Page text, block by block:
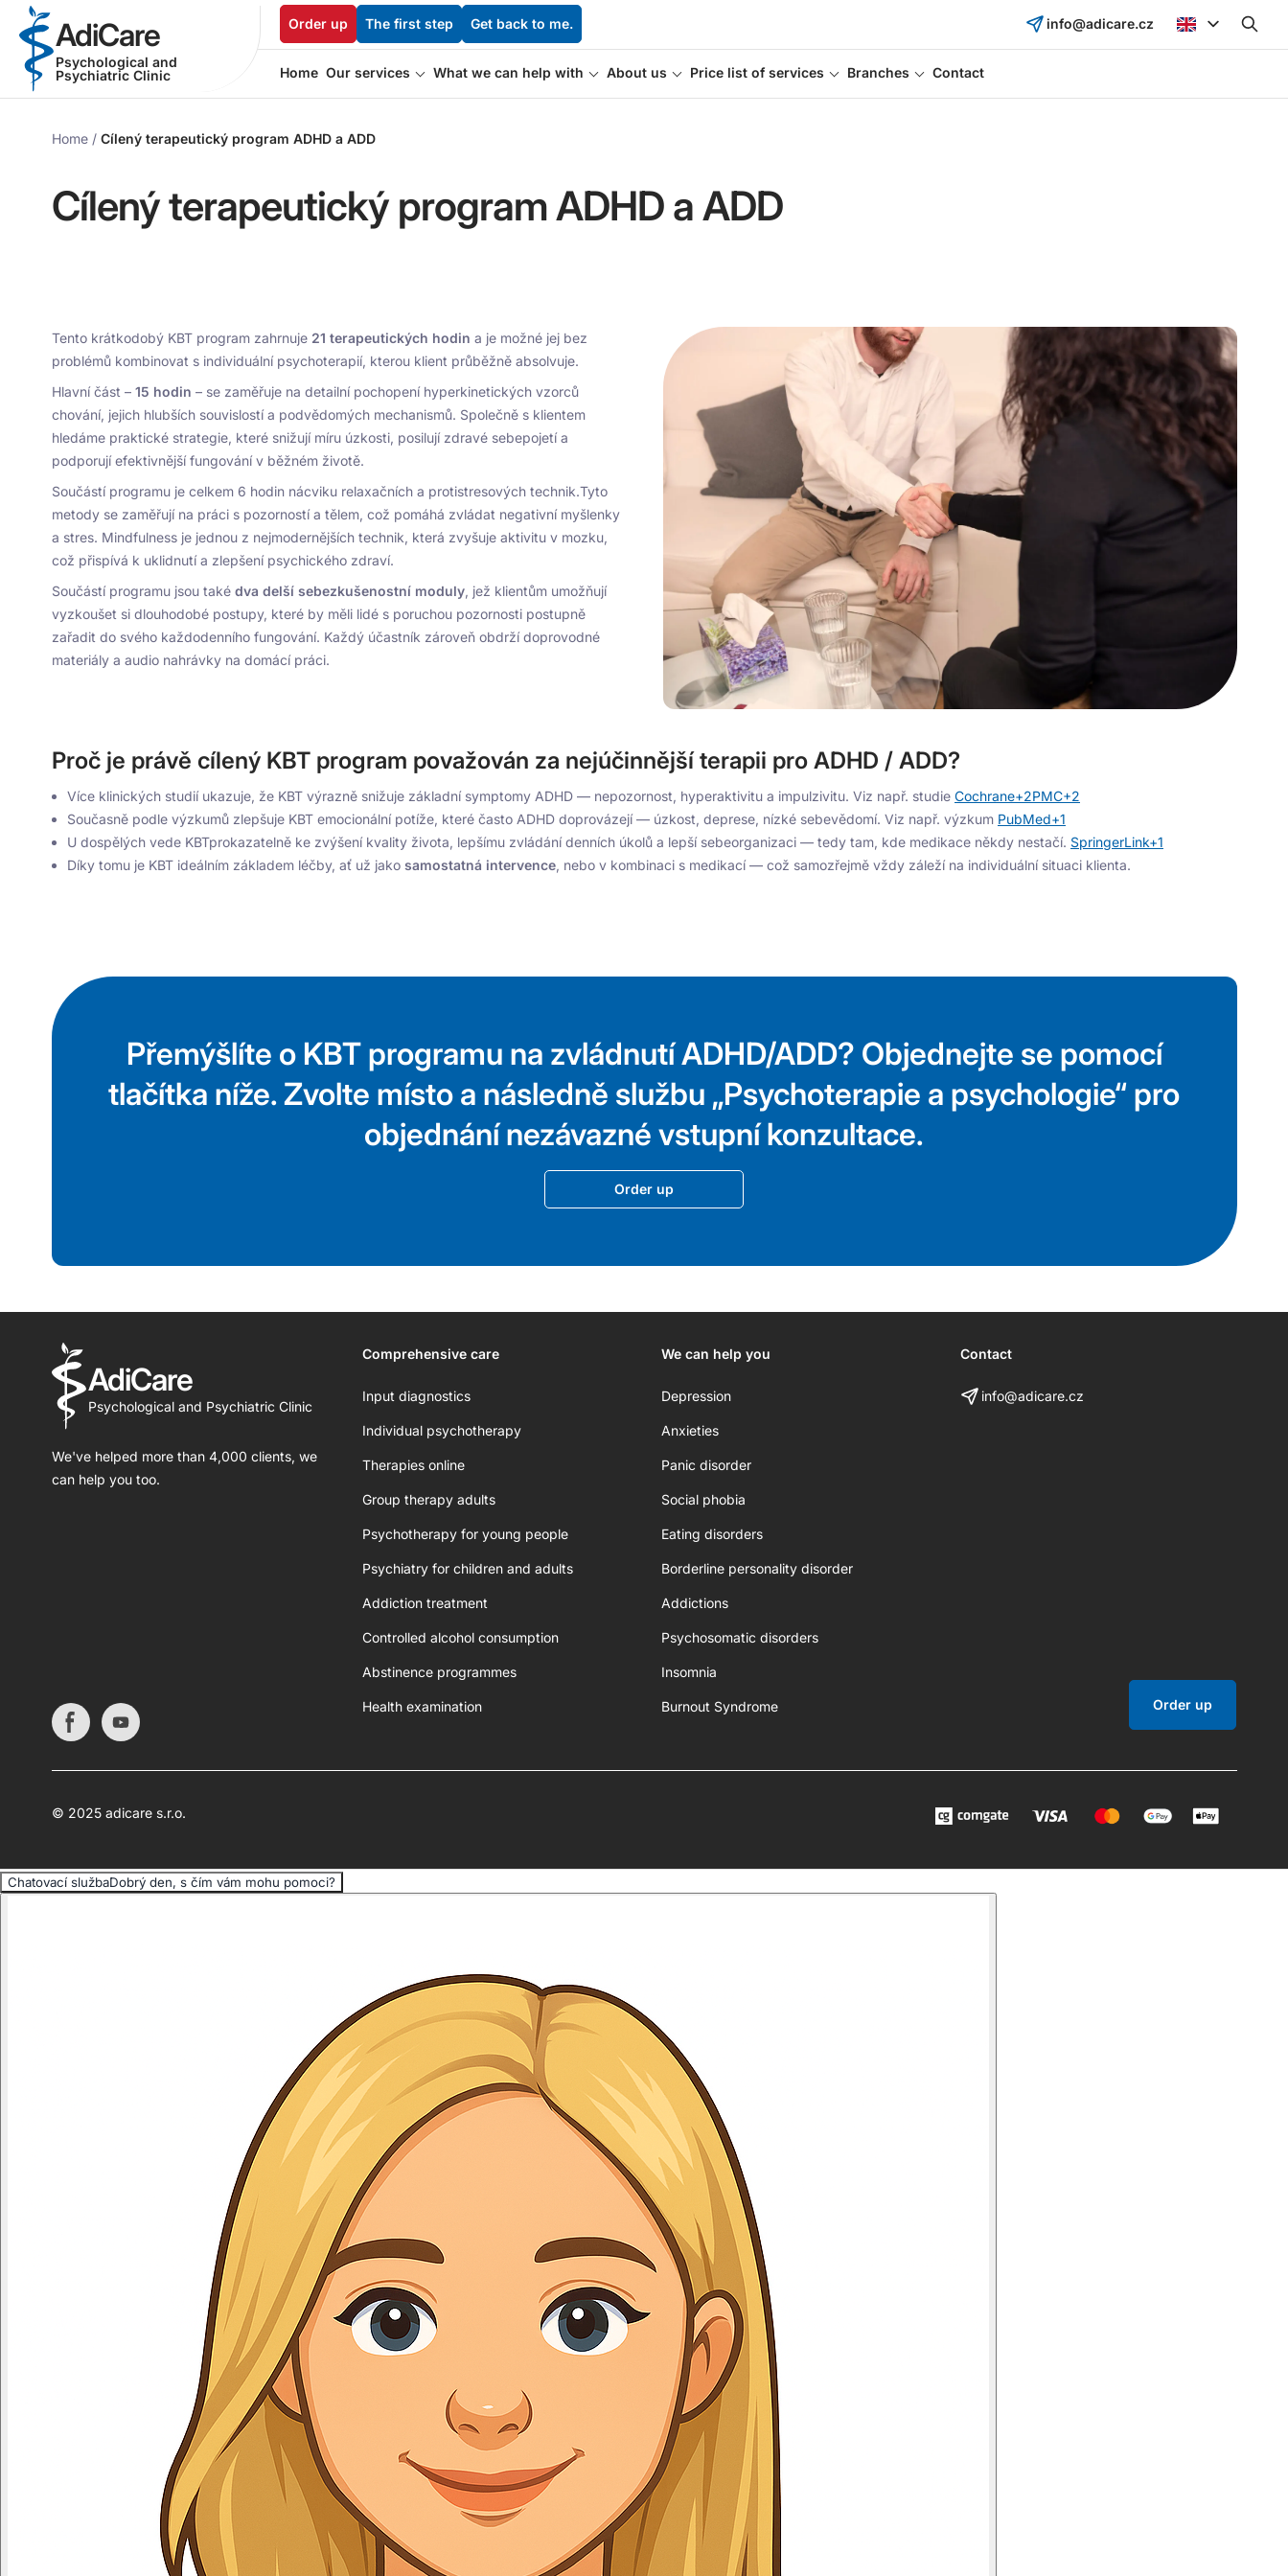
AdiCare
Psychological and
Psychiatric Clinic
Order up The first step Get back to me. info@adicare.cz
Home Our services What we can help with About us Price list of services Branches Contact
Home/ Cílený terapeutický program ADHD a ADD
Cílený terapeutický program ADHD a ADD
Tento krátkodobý KBT program zahrnuje 21 terapeutických hodin a je možné jej bez
problémů kombinovat s individuální psychoterapií, kterou klient průběžně absolvuje.
Hlavní část – 15 hodin – se zaměřuje na detailní pochopení hyperkinetických vzorců
chování, jejich hlubších souvislostí a podvědomých mechanismů. Společně s klientem
hledáme praktické strategie, které snižují míru úzkosti, posilují zdravé sebepojetí a
podporují efektivnější fungování v běžném životě.
Součástí programu je celkem 6 hodin nácviku relaxačních a protistresových technik.Tyto
metody se zaměřují na práci s pozorností a tělem, což pomáhá zvládat negativní myšlenky
a stres. Mindfulness je jednou z nejmodernějších technik, která zvyšuje aktivitu v mozku,
což přispívá k uklidnutí a zlepšení psychického zdraví.
Součástí programu jsou také dva delší sebezkušenostní moduly, jež klientům umožňují
vyzkoušet si dlouhodobé postupy, které by měli lidé s poruchou pozornosti postupně
zařadit do svého každodenního fungování. Každý účastník zároveň obdrží doprovodné
materiály a audio nahrávky na domácí práci.
Proč je právě cílený KBT program považován za nejúčinnější terapii pro ADHD / ADD?
Více klinických studií ukazuje, že KBT výrazně snižuje základní symptomy ADHD — nepozornost, hyperaktivitu a impulzivitu. Viz např. studie Cochrane+2PMC+2
Současně podle výzkumů zlepšuje KBT emocionální potíže, které často ADHD doprovázejí — úzkost, deprese, nízké sebevědomí. Viz např. výzkum PubMed+1
U dospělých vede KBTprokazatelně ke zvýšení kvality života, lepšímu zvládání denních úkolů a lepší sebeorganizaci — tedy tam, kde medikace někdy nestačí. SpringerLink+1
Díky tomu je KBT ideálním základem léčby, ať už jako samostatná intervence, nebo v kombinaci s medikací — což samozřejmě vždy záleží na individuální situaci klienta.
Přemýšlíte o KBT programu na zvládnutí ADHD/ADD? Objednejte se pomocí
tlačítka níže. Zvolte místo a následně službu „Psychoterapie a psychologie“ pro
objednání nezávazné vstupní konzultace.
Order up
AdiCare
Psychological and Psychiatric Clinic
We've helped more than 4,000 clients, we
can help you too.
Comprehensive care
Input diagnostics
Individual psychotherapy
Therapies online
Group therapy adults
Psychotherapy for young people
Psychiatry for children and adults
Addiction treatment
Controlled alcohol consumption
Abstinence programmes
Health examination
We can help you
Depression
Anxieties
Panic disorder
Social phobia
Eating disorders
Borderline personality disorder
Addictions
Psychosomatic disorders
Insomnia
Burnout Syndrome
Contact
info@adicare.cz
Order up
© 2025 adicare s.r.o.